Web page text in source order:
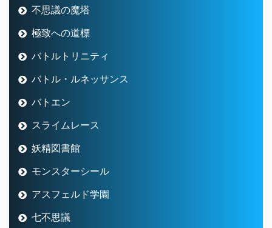
不思議の魔塔
極致への道標
バトルトリニティ
バトル・ルネッサンス
バトエン
スライムレース
妖精図書館
モンスターシール
アスフェルド学園
七不思議